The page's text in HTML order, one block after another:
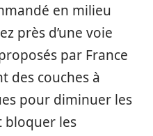
en milieu
près d’une voie
par France
des couches à
pour diminuer les
bloquer les